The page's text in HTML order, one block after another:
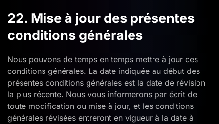
22. Mise à jour des présentes
conditions générales
Nous pouvons de temps en temps mettre à jour ces
conditions générales. La date indiquée au début des
présentes conditions générales est la date de révision
la plus récente. Nous vous informerons par écrit de
toute modification ou mise à jour, et les conditions
générales révisées entreront en vigueur à la date à